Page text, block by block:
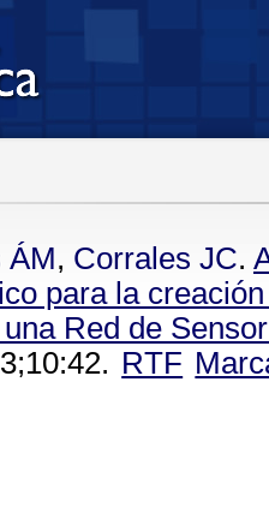
ÁM, Corrales JC.
para la
Red de
RTF